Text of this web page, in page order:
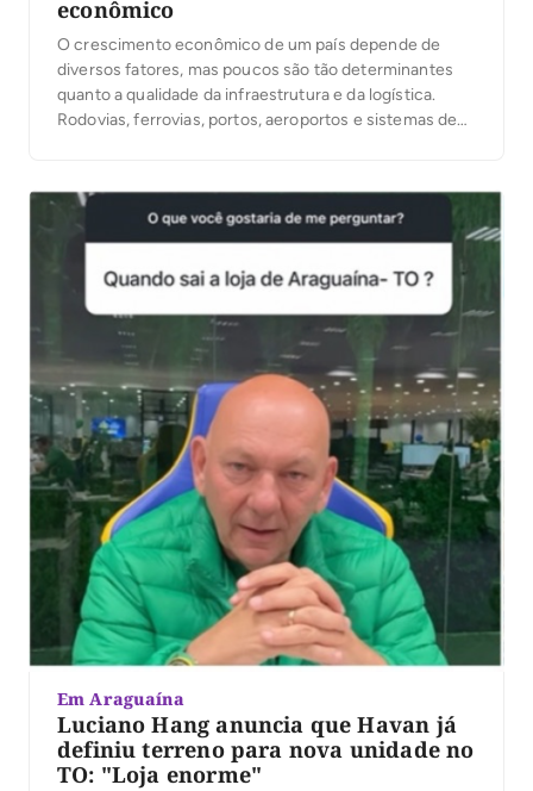
econômico
O crescimento econômico de um país depende de
diversos fatores, mas poucos são tão determinantes
quanto a qualidade da infraestrutura e da logística.
Rodovias, ferrovias, portos, aeroportos e sistemas de
de custos operacionais e na integração de mercados.
Em um cenário cada vez […]
Em Araguaína
Luciano Hang anuncia que Havan já
definiu terreno para nova unidade no
TO: "Loja enorme"